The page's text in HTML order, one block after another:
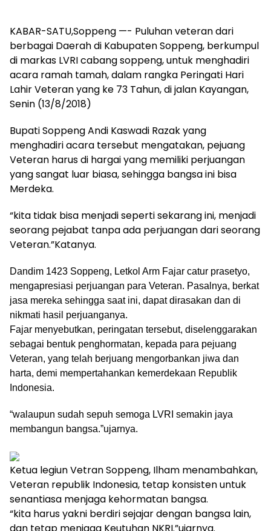
KABAR-SATU,Soppeng —- Puluhan veteran dari
berbagai Daerah di Kabupaten Soppeng, berkumpul
di markas LVRI cabang soppeng, untuk menghadiri
acara ramah tamah, dalam rangka Peringati Hari
Lahir Veteran yang ke 73 Tahun, di jalan Kayangan,
Senin (13/8/2018)
Bupati Soppeng Andi Kaswadi Razak yang
menghadiri acara tersebut mengatakan, pejuang
Veteran harus di hargai yang memiliki perjuangan
yang sangat luar biasa, sehingga bangsa ini bisa
Merdeka.
“kita tidak bisa menjadi seperti sekarang ini, menjadi
seorang pejabat tanpa ada perjuangan dari seorang
Veteran.”Katanya.
Dandim 1423 Soppeng, Letkol Arm Fajar catur prasetyo,
mengapresiasi perjuangan para Veteran. Pasalnya, berkat
jasa mereka sehingga saat ini, dapat dirasakan dan di
nikmati hasil perjuanganya.
Fajar menyebutkan, peringatan tersebut, diselenggarakan
sebagai bentuk penghormatan, kepada para pejuang
Veteran, yang telah berjuang mengorbankan jiwa dan
harta, demi mempertahankan kemerdekaan Republik
Indonesia.
“walaupun sudah sepuh semoga LVRI semakin jaya
membangun bangsa.”ujarnya.
Ketua legiun Vetran Soppeng, Ilham menambahkan,
Veteran republik Indonesia, tetap konsisten untuk
senantiasa menjaga kehormatan bangsa.
“kita harus yakni berdiri sejajar dengan bangsa lain,